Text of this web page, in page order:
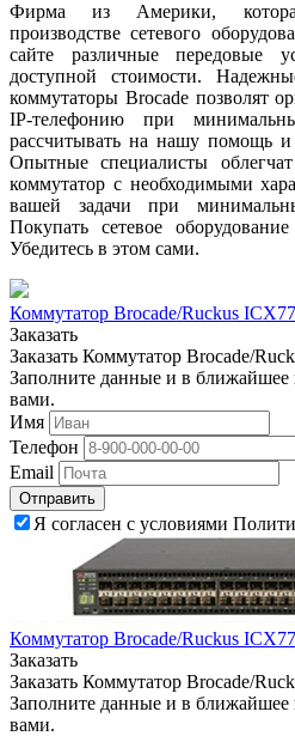
Фирма из Америки,
производстве сетевого
сайте различные передовые
доступной стоимости.
коммутаторы Brocade позволят
IP-телефонию при
рассчитывать на нашу помощь и
Опытные специалисты
коммутатор с необходимыми
вашей задачи при
Покупать сетевое
Убедитесь в этом сами.
Коммутатор Brocade/Ruckus
Заказать
Заказать Коммутатор Brocade/
Заполните данные и в ближайшее
вами.
Имя
Телефон
Email
Отправить
Я согласен с условиями
Коммутатор Brocade/Ruckus
Заказать
Заказать Коммутатор Brocade/
Заполните данные и в ближайшее
вами.